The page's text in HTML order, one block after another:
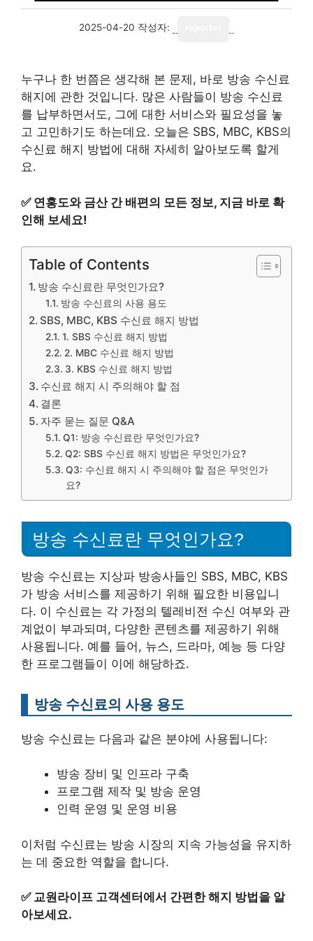
2025-04-20 작성자:
누구나 한 번쯤은 생각해 본 문제, 바로 방송 수신료
해지에 관한 것입니다. 많은 사람들이 방송 수신료
를 납부하면서도, 그에 대한 서비스와 필요성을 놓
고 고민하기도 하는데요. 오늘은 SBS, MBC, KBS의
수신료 해지 방법에 대해 자세히 알아보도록 할게
요.
✅ 연홍도와 금산 간 배편의 모든 정보, 지금 바로 확
인해 보세요!
Table of Contents
방송 수신료란 무엇인가요?
방송 수신료의 사용 용도
SBS, MBC, KBS 수신료 해지 방법
1. SBS 수신료 해지 방법
2. MBC 수신료 해지 방법
3. KBS 수신료 해지 방법
수신료 해지 시 주의해야 할 점
결론
자주 묻는 질문 Q&A
Q1: 방송 수신료란 무엇인가요?
Q2: SBS 수신료 해지 방법은 무엇인가요?
Q3: 수신료 해지 시 주의해야 할 점은 무엇인가
요?
방송 수신료란 무엇인가요?
방송 수신료는 지상파 방송사들인 SBS, MBC, KBS
가 방송 서비스를 제공하기 위해 필요한 비용입니
다. 이 수신료는 각 가정의 텔레비전 수신 여부와 관
계없이 부과되며, 다양한 콘텐츠를 제공하기 위해
사용됩니다. 예를 들어, 뉴스, 드라마, 예능 등 다양
한 프로그램들이 이에 해당하죠.
방송 수신료의 사용 용도
방송 수신료는 다음과 같은 분야에 사용됩니다:
방송 장비 및 인프라 구축
프로그램 제작 및 방송 운영
인력 운영 및 운영 비용
이처럼 수신료는 방송 시장의 지속 가능성을 유지하
는 데 중요한 역할을 합니다.
✅ 교원라이프 고객센터에서 간편한 해지 방법을 알
아보세요.